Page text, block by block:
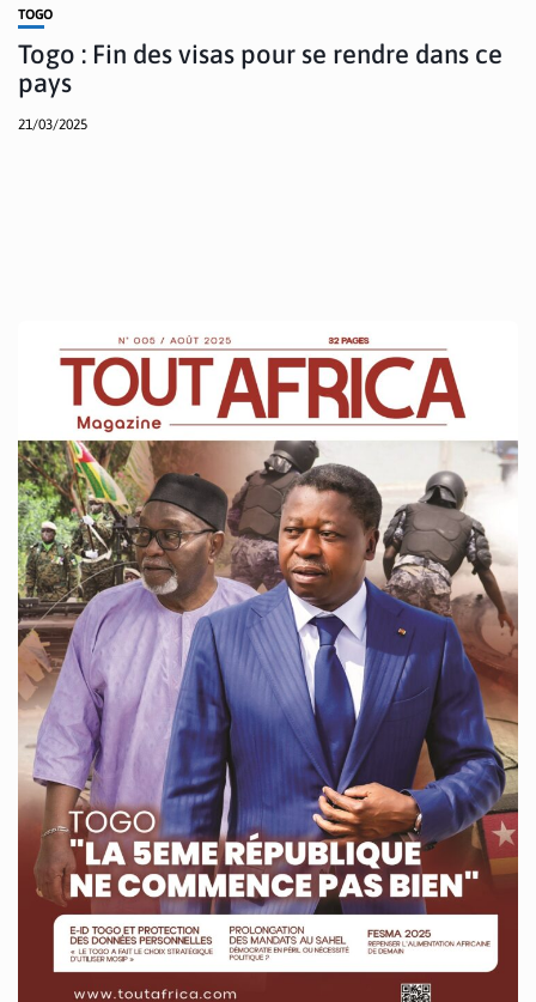
TOGO
Togo : Fin des visas pour se rendre dans ce
pays
21/03/2025